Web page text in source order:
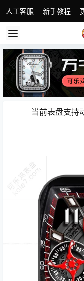
人工客服 新手教程
当前表盘支持